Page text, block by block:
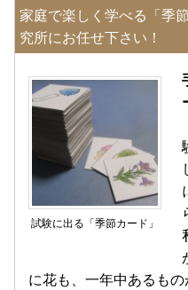
家庭で楽しく学べる「季
究所にお任せ下さい！
試験に出る「季節カード」
に花も、一年中あるも